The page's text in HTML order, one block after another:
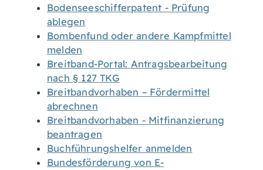
Bodenseeschifferpatent - Prüfung
ablegen
Bombenfund oder andere Kampfmittel
melden
Breitband-Portal: Antragsbearbeitung
nach § 127 TKG
Breitbandvorhaben – Fördermittel
abrechnen
Breitbandvorhaben - Mitfinanzierung
beantragen
Buchführungshelfer anmelden
Bundesförderung von E-